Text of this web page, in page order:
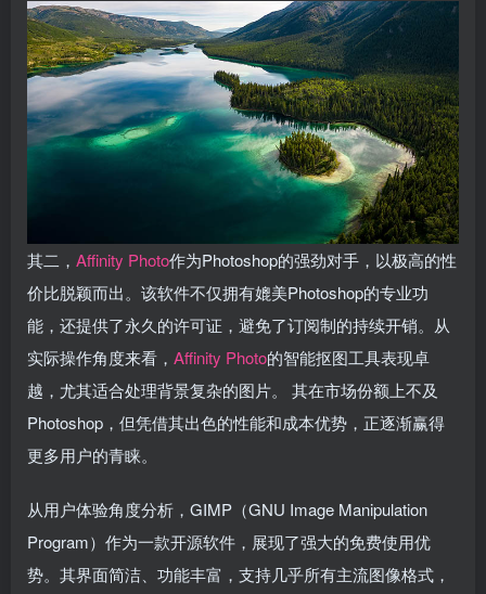
其二， Affinity Photo作为Photoshop的强劲对手，以极高的性
价比脱颖而出。该软件不仅拥有媲美Photoshop的专业功
能，还提供了永久的许可证，避免了订阅制的持续开销。从
实际操作角度来看， Affinity Photo的智能抠图工具表现卓
越，尤其适合处理背景复杂的图片。 其在市场份额上不及
Photoshop，但凭借其出色的性能和成本优势，正逐渐赢得
更多用户的青睐。
从用户体验角度分析，GIMP（GNU Image Manipulation
Program）作为一款开源软件，展现了强大的免费使用优
势。其界面简洁、功能丰富，支持几乎所有主流图像格式，